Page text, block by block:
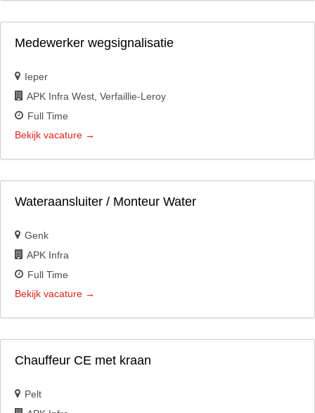
Medewerker wegsignalisatie
Ieper
APK Infra West Verfaillie-Leroy
Full Time
Bekijk vacature
Wateraansluiter / Monteur Water
Genk
APK Infra
Full Time
Bekijk vacature
Chauffeur CE met kraan
Pelt